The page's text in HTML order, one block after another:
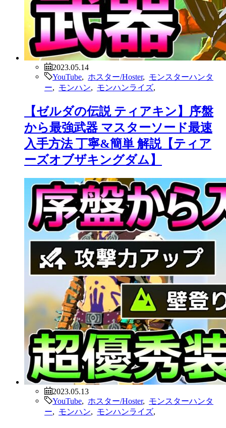
2023.05.14
YouTube
ホスター/Hoster, モンスターハンタ
ー
モンハン モンハンライズ
【ゼルダの伝説 ティアキン】序盤
から最強武器 マスターソード最速
入手方法 丁寧&簡単 解説【ティア
ーズオブザキングダム】
2023.05.13
YouTube
ホスター/Hoster, モンスターハンタ
ー
モンハン モンハンライズ